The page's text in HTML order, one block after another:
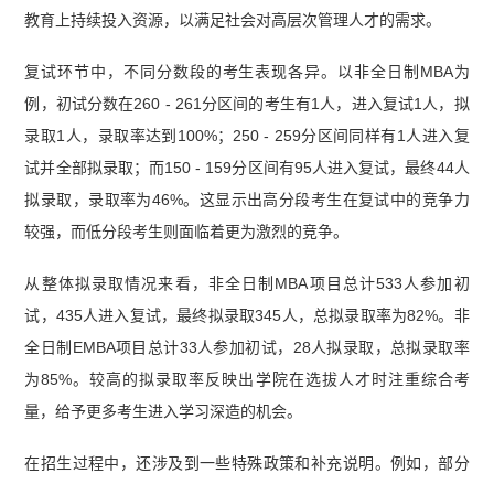
教育上持续投入资源，以满足社会对高层次管理人才的需求。
复试环节中，不同分数段的考生表现各异。以非全日制MBA为
例，初试分数在260 - 261分区间的考生有1人，进入复试1人，拟
录取1人，录取率达到100%；250 - 259分区间同样有1人进入复
试并全部拟录取；而150 - 159分区间有95人进入复试，最终44人
拟录取，录取率为46%。这显示出高分段考生在复试中的竞争力
较强，而低分段考生则面临着更为激烈的竞争。
从整体拟录取情况来看，非全日制MBA项目总计533人参加初
试，435人进入复试，最终拟录取345人，总拟录取率为82%。非
全日制EMBA项目总计33人参加初试，28人拟录取，总拟录取率
为85%。较高的拟录取率反映出学院在选拔人才时注重综合考
量，给予更多考生进入学习深造的机会。
在招生过程中，还涉及到一些特殊政策和补充说明。例如，部分